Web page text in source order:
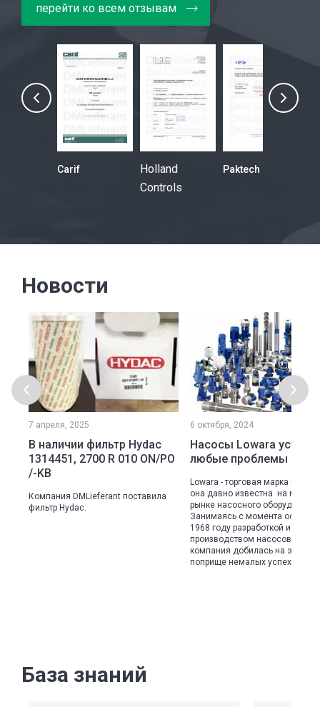
перейти ко всем отзывам
Carif
Holland
Controls
Paktech
Новости
7 апреля, 2025
В наличии фильтр Hydac
1314451, 2700 R 010 ON/PO
/-KB
Компания DMLieferant поставила
фильтр Hydac.
6 октября, 2024
Насосы Lowara
любые проблемы с
Lowara - торговая марка из
она давно известна на
рынке насосного
Занимаясь с момента
1968 году разработкой и
производством насосов для
компания добилась на этом
поприще немалых успехов.
База знаний